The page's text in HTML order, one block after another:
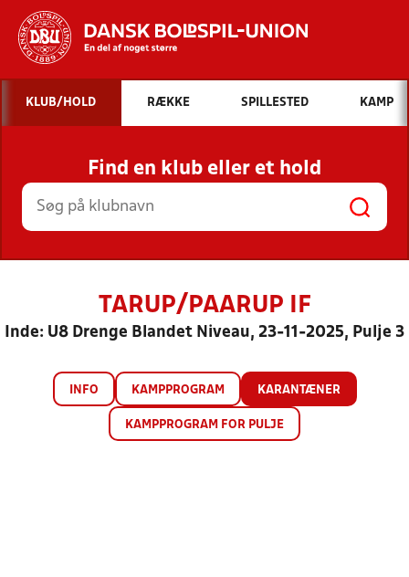
Hvad vil du søge efter?
INDHOLD OG NYHEDER
STILLINGER, RESULTATER, KLUBBER OG
HOLD
KLUB/HOLD RÆKKE SPILLESTED KAMP
Find en klub eller et hold
TARUP/PAARUP IF
Inde: U8 Drenge Blandet Niveau, 23-11-2025, Pulje 3
INFO KAMPPROGRAM KARANTÆNER
KAMPPROGRAM FOR PULJE